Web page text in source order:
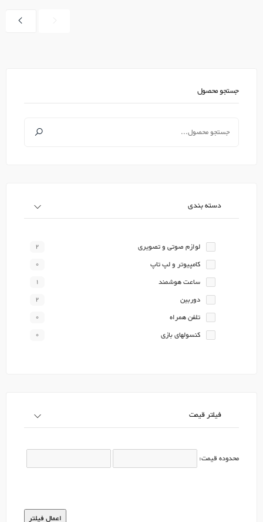
جستجو محصول
دسته بندی
لوازم صوتی و تصویری 2
کامپیوتر و لپ تاپ 0
ساعت هوشمند 1
دوربین 2
تلفن همراه 0
کنسولهای بازی 0
فیلتر قیمت
محدوده قیمت: